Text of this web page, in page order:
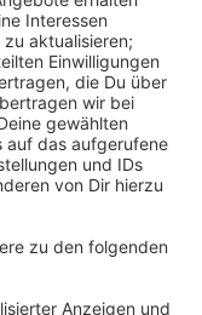
- über 1,6
erhoben.